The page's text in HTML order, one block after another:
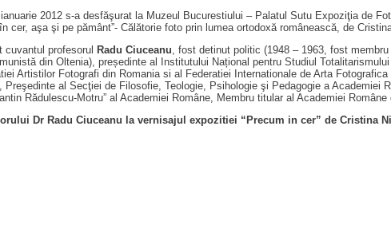
ianuarie 2012 s-a desfăşurat la Muzeul Bucurestiului – Palatul Sutu Expoziţia de
cer, aşa şi pe pământ”- Călătorie foto prin lumea ortodoxă românească, de
cuvantul profesorul
Radu Ciuceanu, fost detinut politic (1948 – 1963, fost
din Oltenia), președinte al Institutului Național pentru Studiul
Artistilor Fotografi din Romania si al Federatiei Internationale de Arta Fotografica
Preşedinte al Secţiei de Filosofie, Teologie, Psihologie şi Pedagogie a Academiei
Rădulescu-Motru” al Academiei Române, Membru titular al Academiei
Dr Radu Ciuceanu la vernisajul expozitiei “Precum in cer” de Cristina